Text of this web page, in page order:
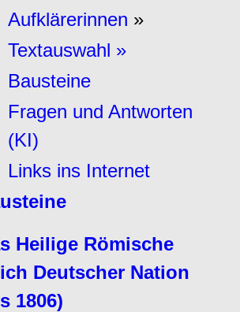
Aufklärerinnen »
Textauswahl »
Bausteine
Fragen und Antworten
(KI)
Links ins Internet
Heilige Römische
Deutscher Nation
1806)